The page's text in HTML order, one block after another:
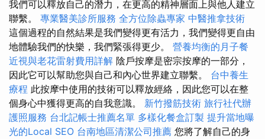
我們可以釋放自己的潛力，在更高的精神層面上與他人建立
聯繫。 專業醫美診所服務 全方位除蟲專家 中醫推拿技術
這個過程的自然結果是我們變得更有活力，我們變得更自由
地體驗我們的快樂，我們緊張得更少。 營養均衡的月子餐
近視與老花雷射費用詳解 陰戶按摩是密宗按摩的一部分，
因此它可以幫助您與自己和內心世界建立聯繫。 台中養生
療程 此按摩中使用的技術可以釋放經絡，因此您可以在整
個身心中獲得更高的自我意識。 新竹撥筋技術 旅行社代辦
護照服務 台北記帳士推薦名單 多樣化餐盒訂製 提升當地曝
光的Local SEO 台南地區清潔公司推薦 您將了解自己的身